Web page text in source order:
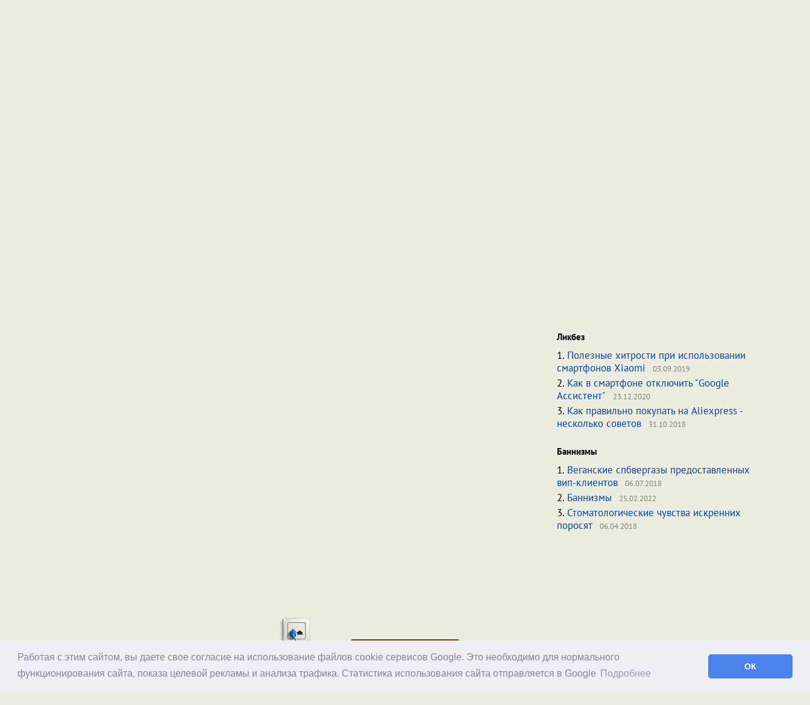
Работая с этим сайтом, вы даете свое согласие на использование файлов cookie сервисов Google. Это необходимо для нормального
функционирования сайта, показа целевой рекламы и анализа трафика. Статистика использования сайта отправляется в Google
Подробнее
ОК
Ликбез
1. Полезные хитрости при использовании
смартфонов Xiaomi
03.09.2019
2. Как в смартфоне отключить "Google
Ассистент"
23.12.2020
3. Как правильно покупать на Aliexpress -
несколько советов
31.10.2018
Баннизмы
1. Веганские спбвергазы предоставленных
вип-клиентов
06.07.2018
2. Баннизмы 25.02.2022
3. Стоматологические чувства искренних
поросят
06.04.2018
© 1998–2026 Alex Exler RSS блога